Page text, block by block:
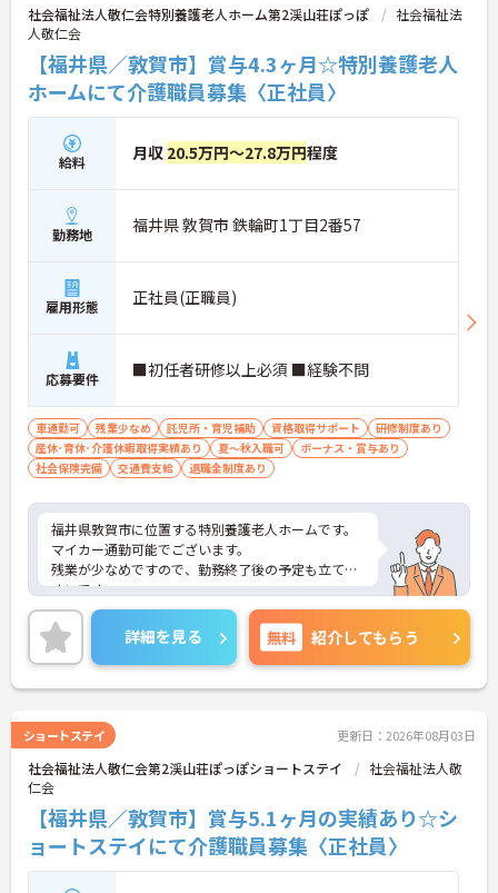
社会福祉法人敬仁会特別養護老人ホーム第2渓山荘ぽっぽ
社会福祉法
人敬仁会
【福井県／敦賀市】賞与4.3ヶ月☆特別養護老人
ホームにて介護職員募集〈正社員〉
給料 月収 20.5万円～27.8万円程度
勤務地 福井県 敦賀市 鉄輪町1丁目2番57
雇用形態 正社員(正職員)
応募要件 ■初任者研修以上必須 ■経験不問
車通勤可 残業少なめ 託児所・育児補助 資格取得サポート
研修制度あり
産休･育休･介護休暇取得実績あり
夏～秋入職可
ボーナス・賞与あり
社会保険完備
交通費支給 退職金制度あり
福井県敦賀市に位置する特別養護老人ホームです。
マイカー通勤可能でございます。
残業が少なめですので、勤務終了後の予定も立てや
すいです。
資格取得支援制度がございますので、働きながらス
キルアップを目指せます。
ご興味のある方には、面接対策ポイントなど、さら
に詳細をお話しいたしますのでお気軽にご相談くだ
さい！
詳細を見る 無料 紹介してもらう
ショートステイ 更新日：2026年08月03日
社会福祉法人敬仁会第2渓山荘ぽっぽショートステイ
社会福祉法人敬
仁会
【福井県／敦賀市】賞与5.1ヶ月の実績あり☆シ
ョートステイにて介護職員募集〈正社員〉